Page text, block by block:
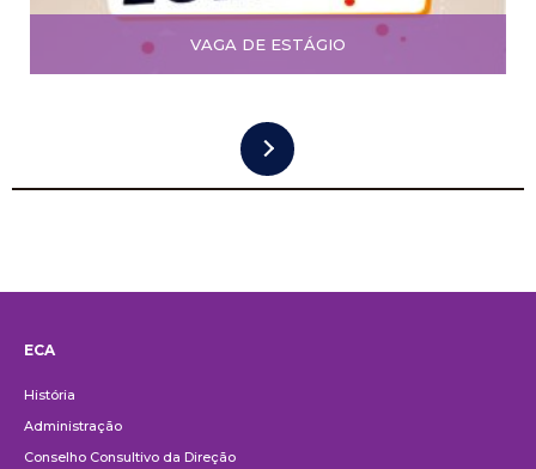
VAGA DE ESTÁGIO
ECA
História
Administração
Conselho Consultivo da Direção